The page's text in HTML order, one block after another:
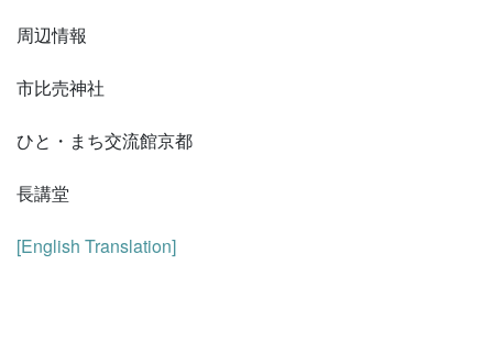
周辺情報
市比売神社
ひと・まち交流館京都
長講堂
[English Translation]